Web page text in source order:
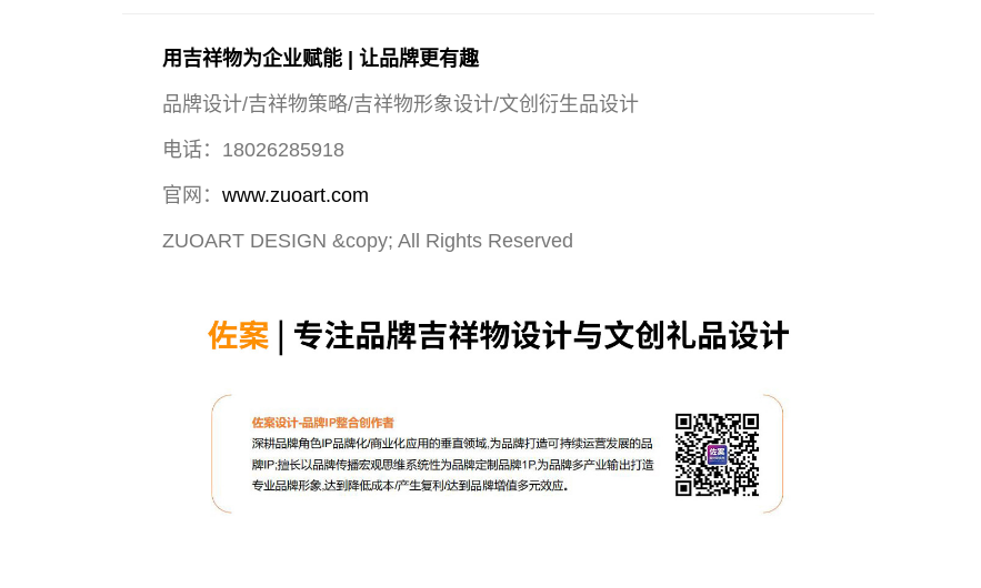
用吉祥物为企业赋能 | 让品牌更有趣
品牌设计/吉祥物策略/吉祥物形象设计/文创衍生品设计
电话：18026285918
官网： www.zuoart.com
ZUOART DESIGN &copy; All Rights Reserved
文创产品设计的成本控制——实战技巧 | IP设计公
司-佐案设计
成功案例：品牌IP设计的视觉体系 | IP设计公司-佐
案设计